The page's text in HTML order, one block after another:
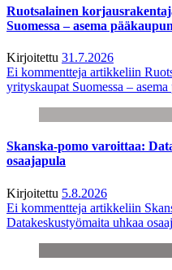
Ruotsalainen
Suomessa – asema
Kirjoitettu 31.7.2026
Ei kommentteja artikkeliin
yrityskaupat Suomessa –
Skanska-pomo varoittaa:
osaajapula
Kirjoitettu 5.8.2026
Ei kommentteja artikkeliin
Datakeskustyömaita uhkaa